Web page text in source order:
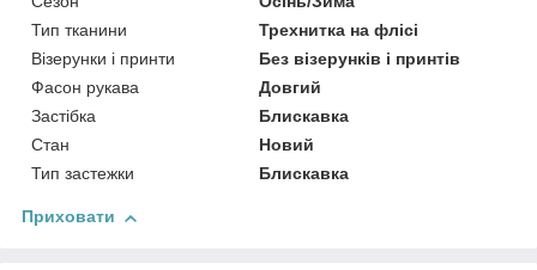
Тип тканини
Трехнитка на флісі
Візерунки і принти
Без візерунків і принтів
Фасон рукава
Довгий
Застібка
Блискавка
Стан
Новий
Тип застежки
Блискавка
Приховати